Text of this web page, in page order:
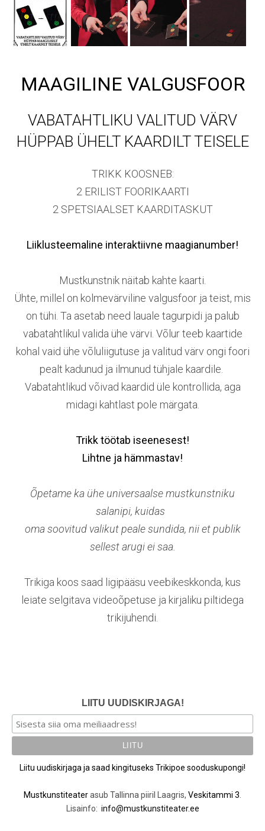
MAAGILINE VALGUSFOOR
VABATAHTLIKU VALITUD VÄRV
HÜPPAB ÜHELT KAARDILT TEISELE
TRIKK KOOSNEB:
2 ERILIST FOORIKAARTI
2 SPETSIAALSET KAARDITASKUT
Liiklusteemaline interaktiivne maagianumber!
Mustkunstnik näitab kahte kaarti.
Ühte, millel on kolmevärviline valgusfoor ja teist, mis
on tühi. Ta asetab need lauale tagurpidi ja palub
vabatahtlikul valida ühe värvi. Võlur teeb kaartide
kohal vaid ühe võluliigutuse ja valitud värv ongi foori
pealt kadunud ja ilmunud tühjale kaardile.
Vabatahtlikud võivad kaardid üle kontrollida, aga
midagi kahtlast pole märgata.
Trikk töötab iseenesest!
Lihtne ja hämmastav!
Õpetame ka ühe universaalse mustkunstniku
salanipi, kuidas
oma soovitud valikut peale sundida, nii et publik
sellest arugi ei saa.
Trikiga koos saad ligipääsu veebikeskkonda, kus
leiate selgitava videoõpetuse ja kirjaliku piltidega
trikijuhendi.
LIITU UUDISKIRJAGA!
Liitu uudiskirjaga ja saad kingituseks Trikipoe sooduskupongi!
Mustkunstiteaterasub Tallinna piiril Laagris, Veskitammi 3
Lisainfo: info@mustkunstiteater.ee